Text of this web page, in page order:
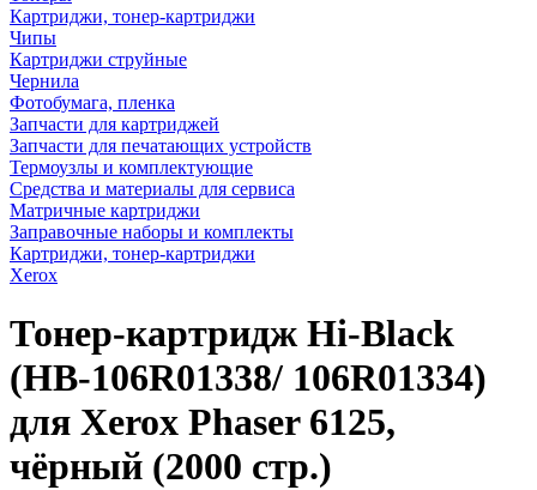
Картриджи, тонер-картриджи
Чипы
Картриджи струйные
Чернила
Фотобумага, пленка
Запчасти для картриджей
Запчасти для печатающих устройств
Термоузлы и комплектующие
Средства и материалы для сервиса
Матричные картриджи
Заправочные наборы и комплекты
Картриджи, тонер-картриджи
Xerox
Тонер-картридж Hi-Black
(HB-106R01338/ 106R01334)
для Xerox Phaser 6125,
чёрный (2000 стр.)